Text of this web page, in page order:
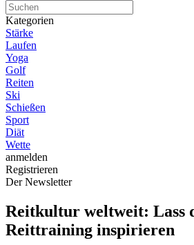
Kategorien
Stärke
Laufen
Yoga
Golf
Reiten
Ski
Schießen
Sport
Diät
Wette
anmelden
Registrieren
Der Newsletter
Reitkultur weltweit: Lass
Reittraining inspirieren